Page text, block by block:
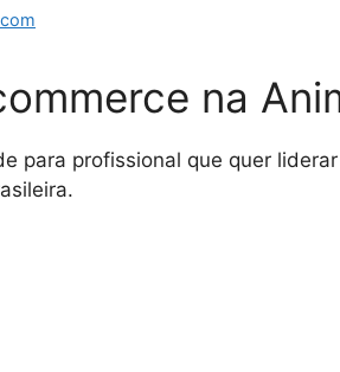
na
para profissional que quer